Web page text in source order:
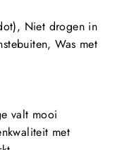
Niet drogen in
Was met
valt mooi
met